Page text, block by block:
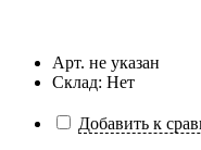
Арт. не указан
Склад: Нет
Добавить к